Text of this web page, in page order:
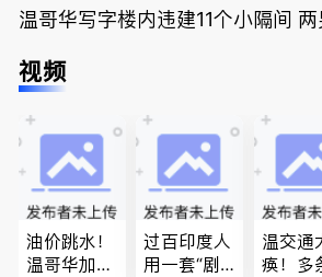
温哥华写字楼内违建11个小隔间 两
视频
油价跳水！
温哥华加油
过百印度人
用一套“剧
温交通
痪！多